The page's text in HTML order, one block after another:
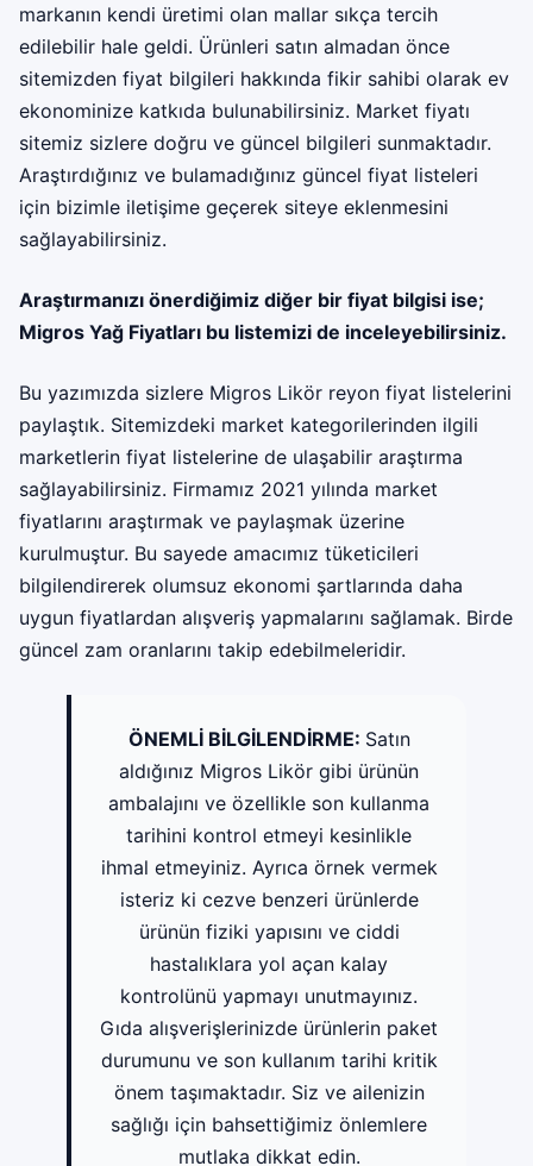
markanın kendi üretimi olan mallar sıkça tercih
edilebilir hale geldi. Ürünleri satın almadan önce
sitemizden fiyat bilgileri hakkında fikir sahibi olarak ev
ekonominize katkıda bulunabilirsiniz. Market fiyatı
sitemiz sizlere doğru ve güncel bilgileri sunmaktadır.
Araştırdığınız ve bulamadığınız güncel fiyat listeleri
için bizimle iletişime geçerek siteye eklenmesini
sağlayabilirsiniz.
Araştırmanızı önerdiğimiz diğer bir fiyat bilgisi ise;
Migros Yağ Fiyatları bu listemizi de inceleyebilirsiniz.
Bu yazımızda sizlere Migros Likör reyon fiyat listelerini
paylaştık. Sitemizdeki market kategorilerinden ilgili
marketlerin fiyat listelerine de ulaşabilir araştırma
sağlayabilirsiniz. Firmamız 2021 yılında market
fiyatlarını araştırmak ve paylaşmak üzerine
kurulmuştur. Bu sayede amacımız tüketicileri
bilgilendirerek olumsuz ekonomi şartlarında daha
uygun fiyatlardan alışveriş yapmalarını sağlamak. Birde
güncel zam oranlarını takip edebilmeleridir.
ÖNEMLİ BİLGİLENDİRME: Satın
aldığınız Migros Likör gibi ürünün
ambalajını ve özellikle son kullanma
tarihini kontrol etmeyi kesinlikle
ihmal etmeyiniz. Ayrıca örnek vermek
isteriz ki cezve benzeri ürünlerde
ürünün fiziki yapısını ve ciddi
hastalıklara yol açan kalay
kontrolünü yapmayı unutmayınız.
Gıda alışverişlerinizde ürünlerin paket
durumunu ve son kullanım tarihi kritik
önem taşımaktadır. Siz ve ailenizin
sağlığı için bahsettiğimiz önlemlere
mutlaka dikkat edin.